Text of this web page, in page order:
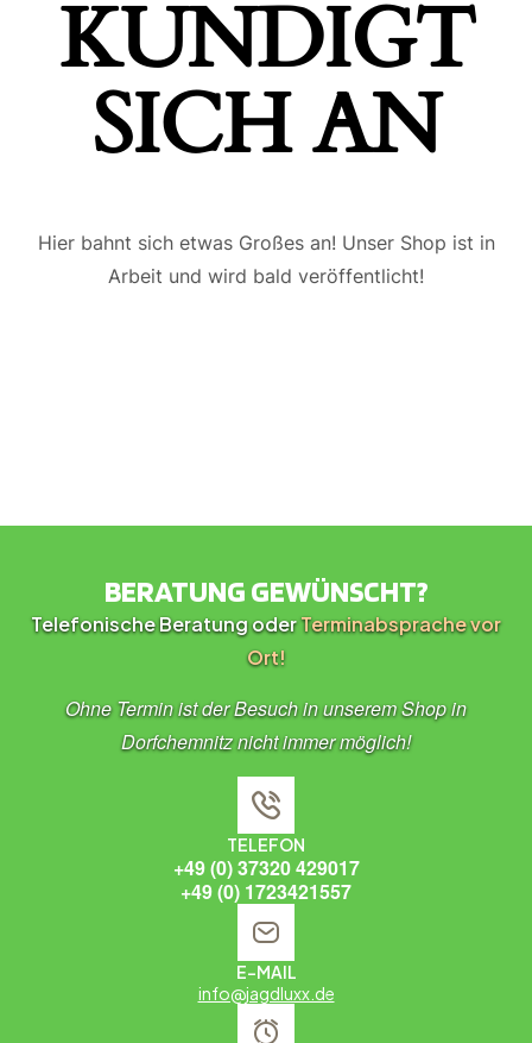
ÜNDIGT S
ICH AN
Hier bahnt sich etwas Großes an! Unser Shop ist in
Arbeit und wird bald veröffentlicht!
BERATUNG GEWÜNSCHT?
Telefonische Beratung oderTerminabsprache vor
Ort!
Ohne Termin ist der Besuch in unserem Shop in
Dorfchemnitz nicht immer möglich!
TELEFON
+49 (0) 37320 429017
+49 (0) 1723421557
E-MAIL
info@jagdluxx.de